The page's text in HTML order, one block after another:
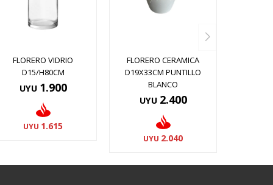
FLORERO VIDRIO
D15/H80CM
UYU 1.900
UYU 1.615
FLORERO CERAMICA
D19X33CM PUNTILLO
BLANCO
UYU 2.400
UYU 2.040